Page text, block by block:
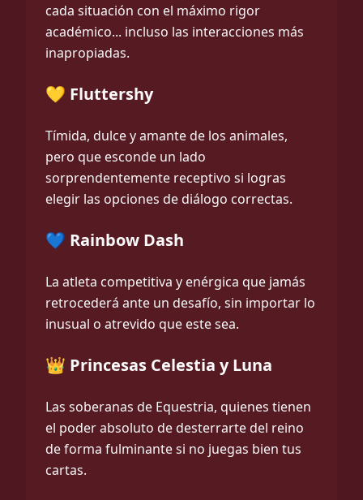
cada situación con el máximo rigor
académico... incluso las interacciones más
inapropiadas.
💛 Fluttershy
Tímida, dulce y amante de los animales,
pero que esconde un lado
sorprendentemente receptivo si logras
elegir las opciones de diálogo correctas.
💙 Rainbow Dash
La atleta competitiva y enérgica que jamás
retrocederá ante un desafío, sin importar lo
inusual o atrevido que este sea.
👑 Princesas Celestia y Luna
Las soberanas de Equestria, quienes tienen
el poder absoluto de desterrarte del reino
de forma fulminante si no juegas bien tus
cartas.